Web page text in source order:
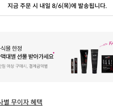
지금 주문 시 내일 8/6(목)에 발송됩니다.
별 무이자 혜택